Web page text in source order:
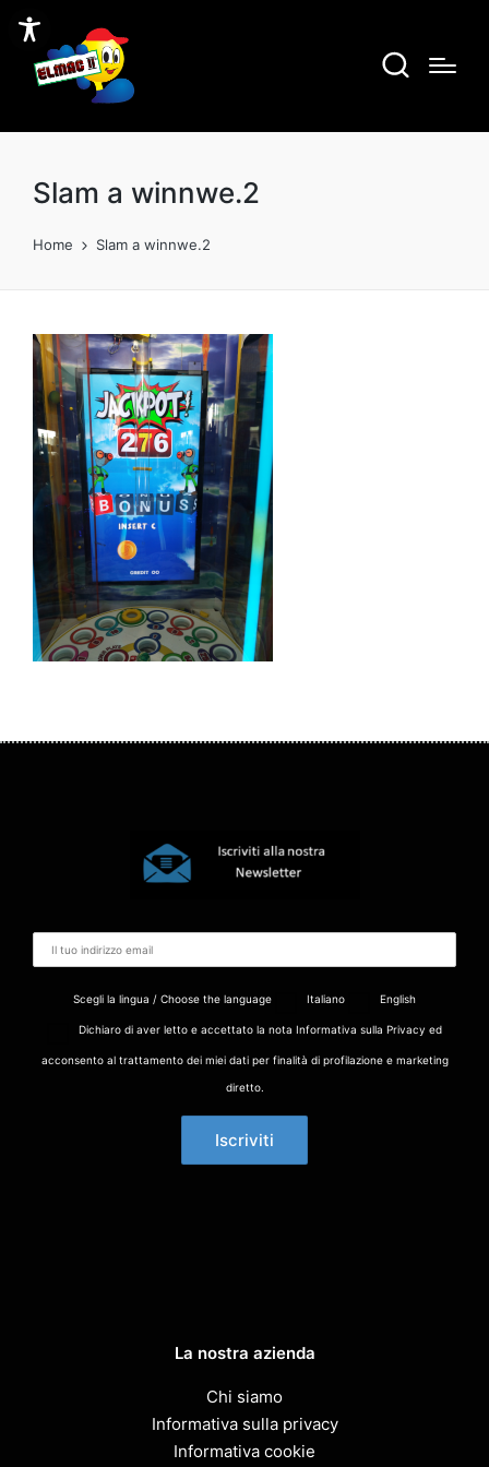
Slam a winnwe.2
Home Slam a winnwe.2
Scegli la lingua / Choose the language Italiano English
Dichiaro di aver letto e accettato la nota Informativa sulla Privacy ed
acconsento al trattamento dei miei dati per finalità di profilazione e marketing
diretto.
La nostra azienda
Chi siamo
Informativa sulla privacy
Informativa cookie